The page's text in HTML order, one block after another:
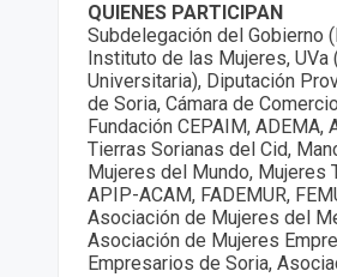
QUIENES PARTICIPAN
Subdelegación del Gobierno
Instituto de las Mujeres,
Universitaria), Diputación
de Soria, Cámara de
Fundación CEPAIM, ADEMA,
Tierras Sorianas del Cid,
Mujeres del Mundo, Mujeres
APIP-ACAM, FADEMUR,
Asociación de Mujeres del
Asociación de Mujeres
Empresarios de Soria,